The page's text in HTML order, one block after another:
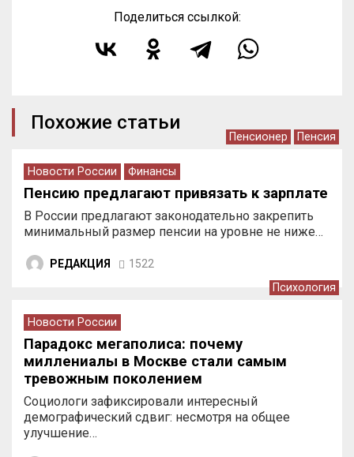
Поделиться ссылкой:
Похожие статьи
Пенсионер Пенсия
Новости России Финансы
Пенсию предлагают привязать к зарплате
В России предлагают законодательно закрепить
минимальный размер пенсии на уровне не ниже…
РЕДАКЦИЯ 1522
Психология
Новости России
Парадокс мегаполиса: почему
миллениалы в Москве стали самым
тревожным поколением
Социологи зафиксировали интересный
демографический сдвиг: несмотря на общее
улучшение…